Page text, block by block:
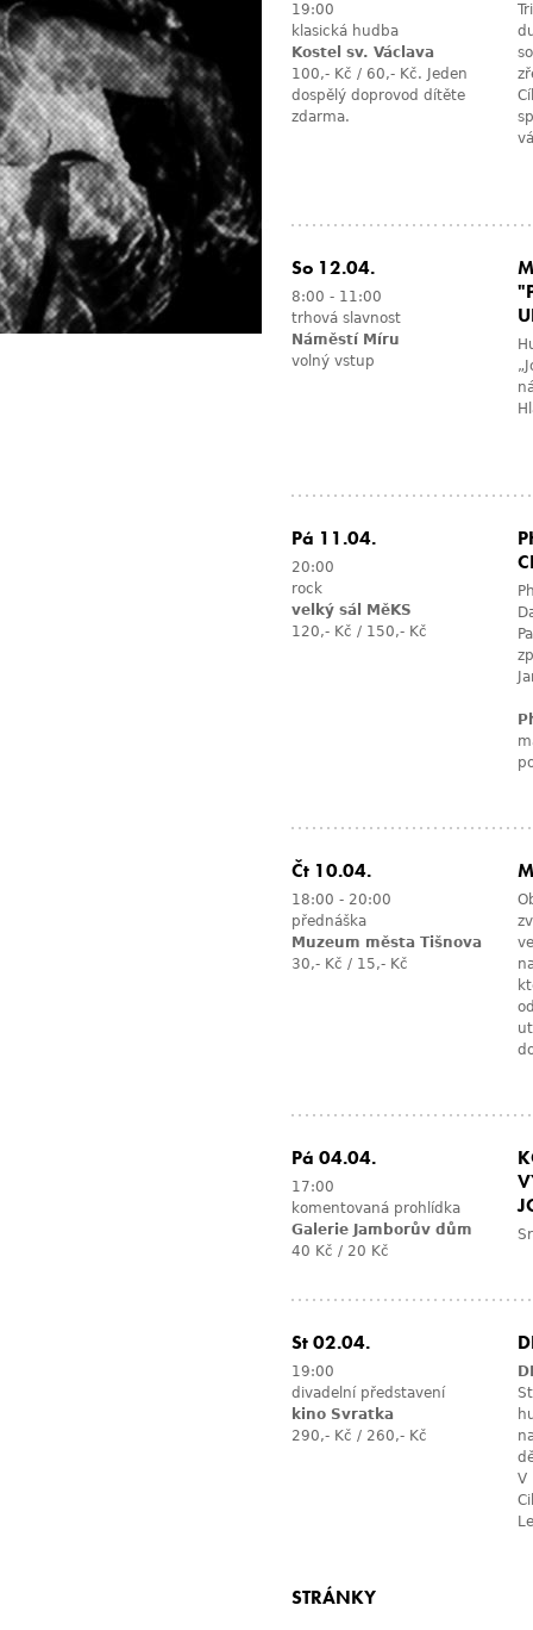
19:00
klasická hudba
Kostel sv. Václava
100,- Kč / 60,- Kč. Jeden
dospělý doprovod dítěte
zdarma.
So 12.04.
8:00 - 11:00
trhová slavnost
Náměstí Míru
volný vstup
Pá 11.04.
20:00
rock
velký sál MěKS
120,- Kč / 150,- Kč
Čt 10.04.
18:00 - 20:00
přednáška
Muzeum města Tišnova
30,- Kč / 15,- Kč
Pá 04.04.
17:00
komentovaná prohlídka
Galerie Jamborův dům
40 Kč / 20 Kč
St 02.04.
19:00
divadelní představení
kino Svratka
290,- Kč / 260,- Kč
V
STRÁNKY